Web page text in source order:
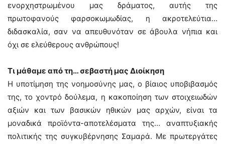
ενορχηστρωμένου μας δράματος, αυτής της
πρωτοφανούς φαρσοκωμωδίας, η ακροτελεύτια…
διδασκαλία, σαν να απευθυνόταν σε άβουλα νήπια και
όχι σε ελεύθερους ανθρώπους!
Τι μάθαμε από τη… σεβαστή μας Διοίκηση
Η υποτίμηση της νοημοσύνης μας, ο βίαιος υποβιβασμός
της, το χοντρό δούλεμα, η κακοποίηση των στοιχειωδών
αξιών και των βασικών ηθικών μας αρχών, είναι τα
μοναδικά προϊόντα-αποτελέσματα της… αναπτυξιακής
πολιτικής της συγκυβέρνησης Σαμαρά. Με πρωτεργάτες